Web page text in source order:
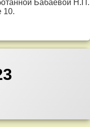
Бабаевой
10.